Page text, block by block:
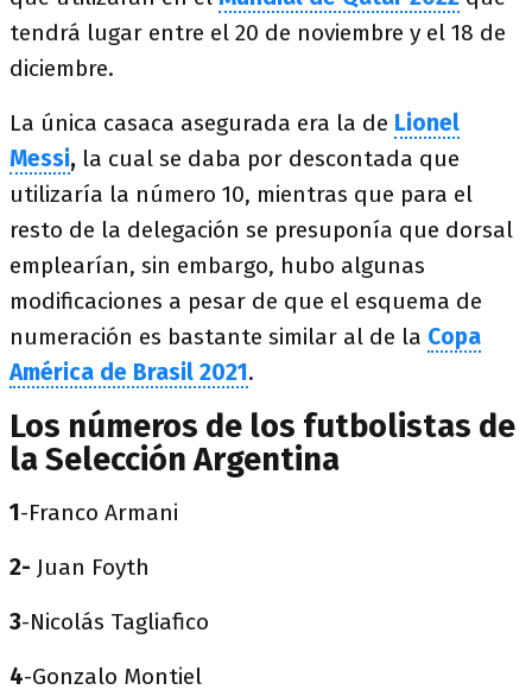
tendrá lugar entre el 20 de noviembre y el 18 de
diciembre.
La única casaca asegurada era la de Lionel
Messi, la cual se daba por descontada que
utilizaría la número 10, mientras que para el
resto de la delegación se presuponía que dorsal
emplearían, sin embargo, hubo algunas
modificaciones a pesar de que el esquema de
numeración es bastante similar al de la Copa
América de Brasil 2021.
Los números de los futbolistas de
la Selección Argentina
1-Franco Armani
2- Juan Foyth
3-Nicolás Tagliafico
4-Gonzalo Montiel